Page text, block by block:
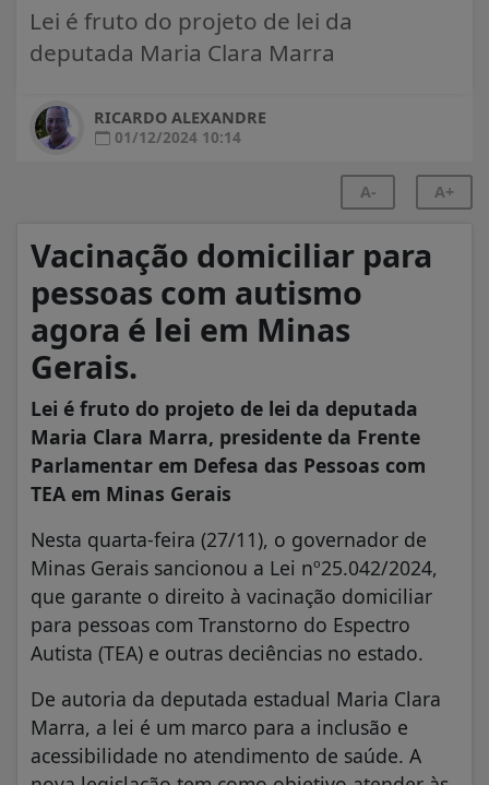
Lei é fruto do projeto de lei da
deputada Maria Clara Marra
RICARDO ALEXANDRE
01/12/2024 10:14
A- A+
Vacinação domiciliar para
pessoas com autismo
agora é lei em Minas
Gerais.
Lei é fruto do projeto de lei da deputada
Maria Clara Marra, presidente da Frente
Parlamentar em Defesa das Pessoas com
TEA em Minas Gerais
Nesta quarta-feira (27/11), o governador de
Minas Gerais sancionou a Lei nº25.042/2024,
que garante o direito à vacinação domiciliar
para pessoas com Transtorno do Espectro
Autista (TEA) e outras deciências no estado.
De autoria da deputada estadual Maria Clara
Marra, a lei é um marco para a inclusão e
acessibilidade no atendimento de saúde. A